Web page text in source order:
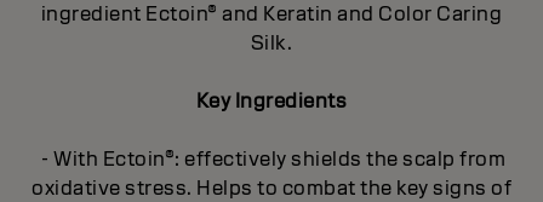
ingredient Ectoin® and Keratin and Color Caring
Silk.
Key Ingredients
- With Ectoin®: effectively shields the scalp from
oxidative stress. Helps to combat the key signs of